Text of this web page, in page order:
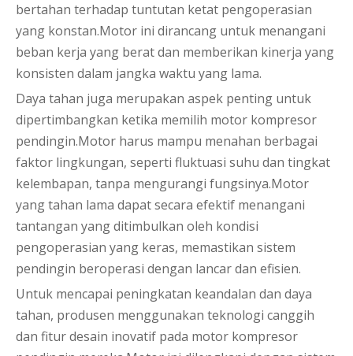
bertahan terhadap tuntutan ketat pengoperasian
yang konstan.Motor ini dirancang untuk menangani
beban kerja yang berat dan memberikan kinerja yang
konsisten dalam jangka waktu yang lama.
Daya tahan juga merupakan aspek penting untuk
dipertimbangkan ketika memilih motor kompresor
pendingin.Motor harus mampu menahan berbagai
faktor lingkungan, seperti fluktuasi suhu dan tingkat
kelembapan, tanpa mengurangi fungsinya.Motor
yang tahan lama dapat secara efektif menangani
tantangan yang ditimbulkan oleh kondisi
pengoperasian yang keras, memastikan sistem
pendingin beroperasi dengan lancar dan efisien.
Untuk mencapai peningkatan keandalan dan daya
tahan, produsen menggunakan teknologi canggih
dan fitur desain inovatif pada motor kompresor